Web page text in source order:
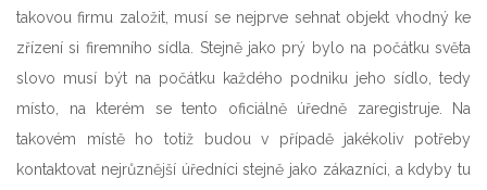
takovou firmu založit, musí se nejprve sehnat objekt vhodný ke
zřízení si firemního sídla. Stejně jako prý bylo na počátku světa
slovo musí být na počátku každého podniku jeho sídlo, tedy
místo, na kterém se tento oficiálně úředně zaregistruje. Na
takovém místě ho totiž budou v případě jakékoliv potřeby
kontaktovat nejrůznější úředníci stejně jako zákazníci, a kdyby tu